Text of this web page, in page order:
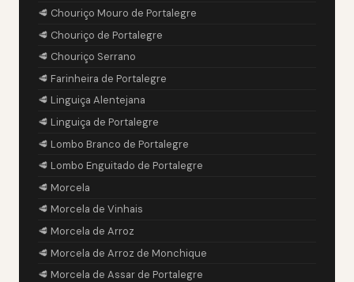
🥩 Chouriço Mouro de Portalegre
🥩 Chouriço de Portalegre
🥩 Chouriço Serrano
🥩 Farinheira de Portalegre
🥩 Linguiça Alentejana
🥩 Linguiça de Portalegre
🥩 Lombo Branco de Portalegre
🥩 Lombo Enguitado de Portalegre
🥩 Morcela
🥩 Morcela de Vinhais
🥩 Morcela de Arroz
🥩 Morcela de Arroz de Monchique
🥩 Morcela de Assar de Portalegre